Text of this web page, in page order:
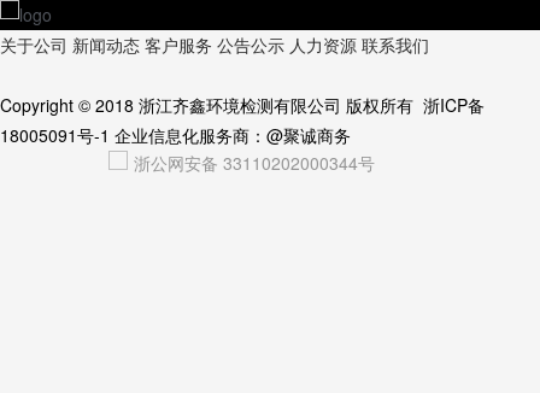
关于公司 新闻动态 客户服务 公告公示 人力资源 联系我们
Copyright © 2018 浙江齐鑫环境检测有限公司 版权所有 浙ICP备
18005091号-1 企业信息化服务商： @聚诚商务
浙公网安备 33110202000344号